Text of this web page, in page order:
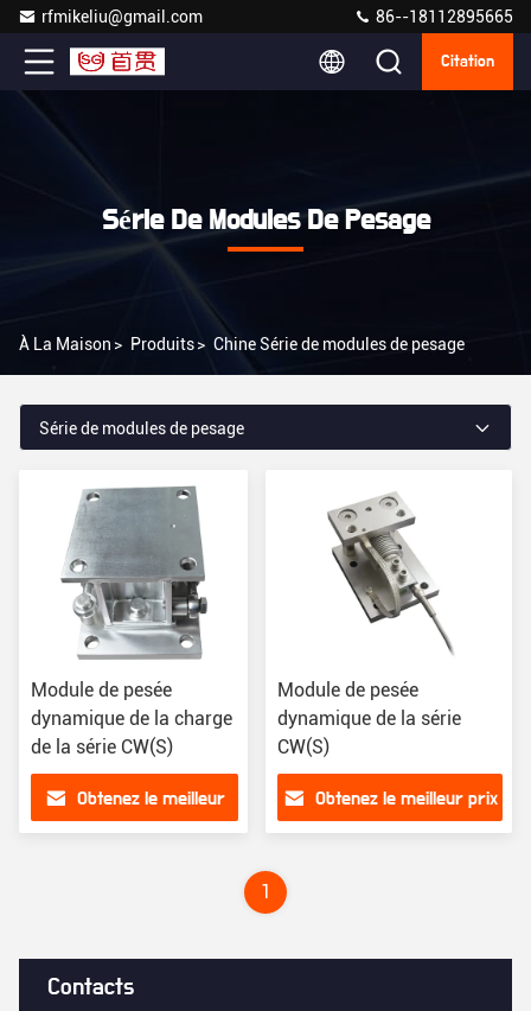
rfmikeliu@gmail.com 86--18112895665
Citation
Série De Modules De Pesage
À La Maison > Produits> Chine Série de modules de pesage
Contacts
Série de modules de pesage
Module de pesée
dynamique de la charge
de la série CW(S)
Obtenez le meilleur
Module de pesée
dynamique de la série
CW(S)
Obtenez le meilleur prix
1